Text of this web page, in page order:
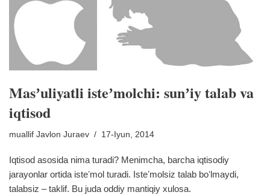
Masʼuliyatli isteʼmolchi: sunʼiy talab va
iqtisod
muallif Javlon Juraev 17-Iyun, 2014
Iqtisod asosida nima turadi? Menimcha, barcha iqtisodiy
jarayonlar ortida isteʼmol turadi. Isteʼmolsiz talab boʻlmaydi,
talabsiz – taklif. Bu juda oddiy mantiqiy xulosa.